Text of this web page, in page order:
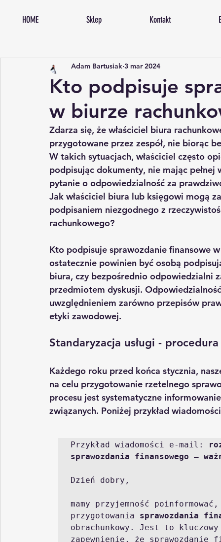
HOME Sklep Kontakt
Kto podpisuje
w biurze
Adam Bartusiak 3 mar 2024
Zdarza się, że właściciel biura
przygotowane przez zespół, nie biorąc
W takich sytuacjach, właściciel często
podpisując dokumenty, nie mając
pytanie o odpowiedzialność za
Jak właściciel biura lub księgowi mogą
podpisaniem niezgodnego z
rachunkowego?
Kto podpisuje sprawozdanie finansowe
ostatecznie powinien być osobą
biura, czy bezpośrednio odpowiedzialni
przedmiotem dyskusji.
uwzględnieniem zarówno przepisów
etyki zawodowej.
Standaryzacja usługi -
Każdego roku przed końca stycznia,
na celu przygotowanie rzetelnego
procesu jest systematyczne
związanych. Poniżej przykład
Przykład wiadomości e-mail:
sprawozdania finansowego –
Dzień dobry,
mamy przyjemność
przygotowania sprawozdania
obrachunkowy. Jest to
zapewnienie, że sprawozdanie